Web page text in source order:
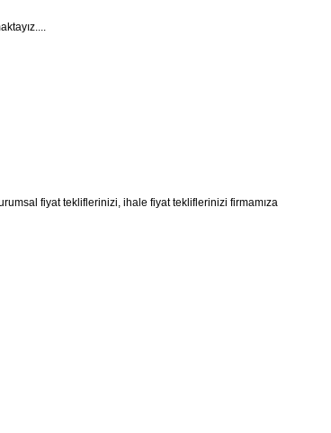
fiyat tekliflerinizi, ihale fiyat tekliflerinizi firmamıza